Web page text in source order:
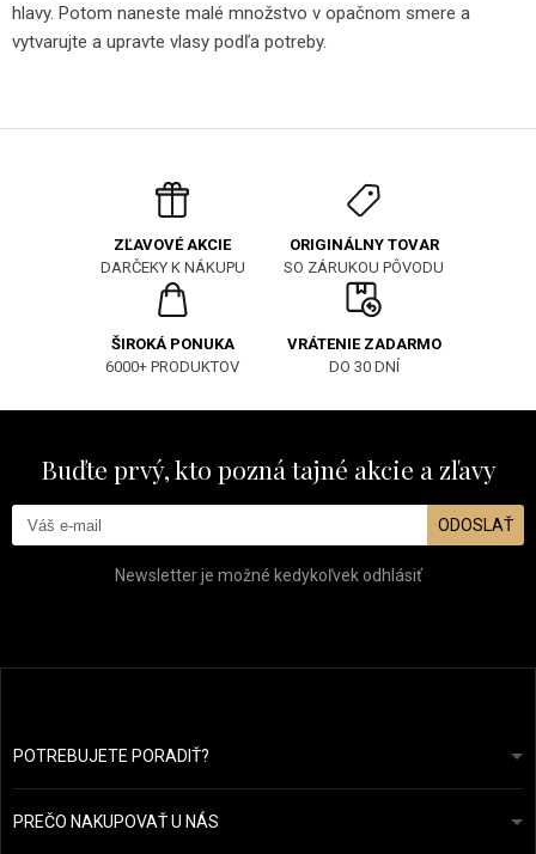
hlavy. Potom naneste malé množstvo v opačnom smere a
vytvarujte a upravte vlasy podľa potreby.
ZĽAVOVÉ AKCIE
DARČEKY K NÁKUPU
ORIGINÁLNY TOVAR
SO ZÁRUKOU PÔVODU
ŠIROKÁ PONUKA
6000+ PRODUKTOV
VRÁTENIE ZADARMO
DO 30 DNÍ
Buďte prvý, kto pozná tajné akcie a zľavy
ODOSLAŤ
Newsletter je možné kedykoľvek odhlásiť
POTREBUJETE PORADIŤ?info@prozdravevlasy.cz
Odpovieme do 24 hodín.
PREČO NAKUPOVAŤ U NÁS
Obchodní podmínky
Ochrana osobních údajů
Náš příběh